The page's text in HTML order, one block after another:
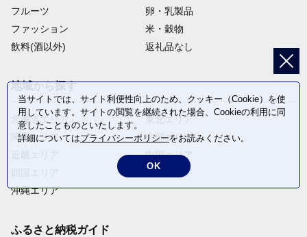
フルーツ
卵・乳製品
ファッション
米・穀物
飲料(酒以外)
返礼品なし
地域から探す
北海道エリア
関東エリア
沖縄エリア
東北エリア
中部エリア
中国エリア
九州エリア
ふるさと納税ガイド
当サイトでは、サイト利便性向上のため、クッキー（Cookie）を使
用しています。サイトの閲覧を継続された場合、Cookieの利用に同
意したことものといたします。
詳細についてはプライバシーポリシーをお読みください。
OK